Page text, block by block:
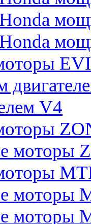
V4
моторы
моторы
моторы